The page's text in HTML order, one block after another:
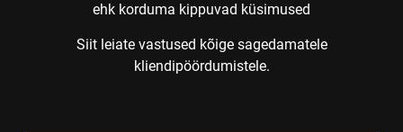
ehk korduma kippuvad küsimused
Siit leiate vastused kõige sagedamatele
kliendipöördumistele.